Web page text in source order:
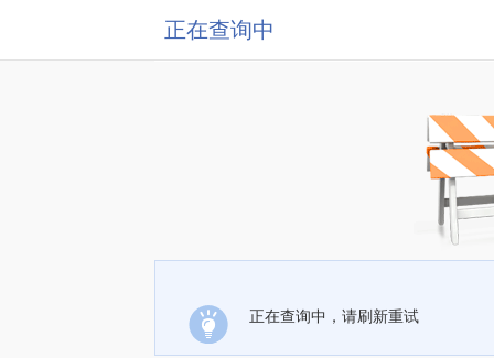
正在查询中
正在查询中，请刷新重试